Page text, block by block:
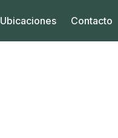
Ubicaciones Contacto